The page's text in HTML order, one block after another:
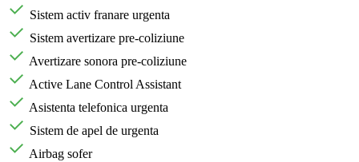
Sistem activ franare urgenta
Sistem avertizare pre-coliziune
Avertizare sonora pre-coliziune
Active Lane Control Assistant
Asistenta telefonica urgenta
Sistem de apel de urgenta
Airbag sofer